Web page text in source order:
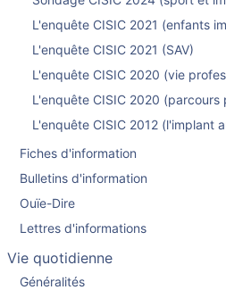
L'enquête CISIC 2021 (enfants
L'enquête CISIC 2021 (SAV)
L'enquête CISIC 2020 (vie
L'enquête CISIC 2020 (parcours
L'enquête CISIC 2012 (l'implant
Fiches d'information
Bulletins d'information
Ouïe-Dire
Lettres d'informations
Vie quotidienne
Généralités